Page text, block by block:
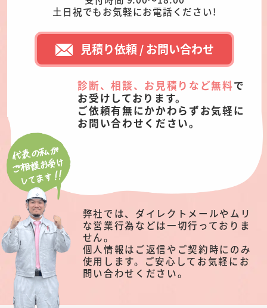
土日祝でもお気軽にお電話ください!
見積り依頼 / お問い合わせ
診断、相談、お見積りなど無料で
お受けしております。
ご依頼有無にかかわらずお気軽に
お問い合わせください。
弊社では、ダイレクトメールやムリ
な営業行為などは一切行っておりま
せん。
個人情報はご返信やご契約時にのみ
使用します。ご安心してお気軽にお
問い合わせください。